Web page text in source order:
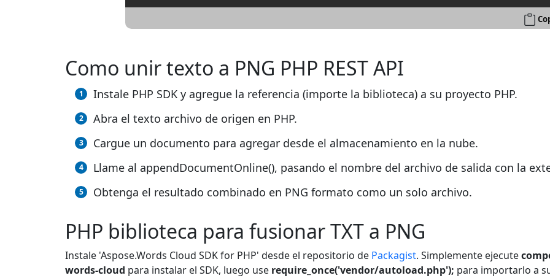
Como unir texto a PNG PHP REST API
Instale PHP SDK y agregue la referencia (importe la biblioteca) a su proyecto PHP.
Abra el texto archivo de origen en PHP.
Cargue un documento para agregar desde el almacenamiento en la nube.
Llame al appendDocumentOnline(), pasando el nombre del archivo de salida con la
Obtenga el resultado combinado en PNG formato como un solo archivo.
PHP biblioteca para fusionar TXT a PNG
Instale 'Aspose.Words Cloud SDK for PHP' desde el repositorio de Packagist. Simplemente ejecute
words-cloud para instalar el SDK, luego use require_once('vendor/autoload.php'); para importarlo a